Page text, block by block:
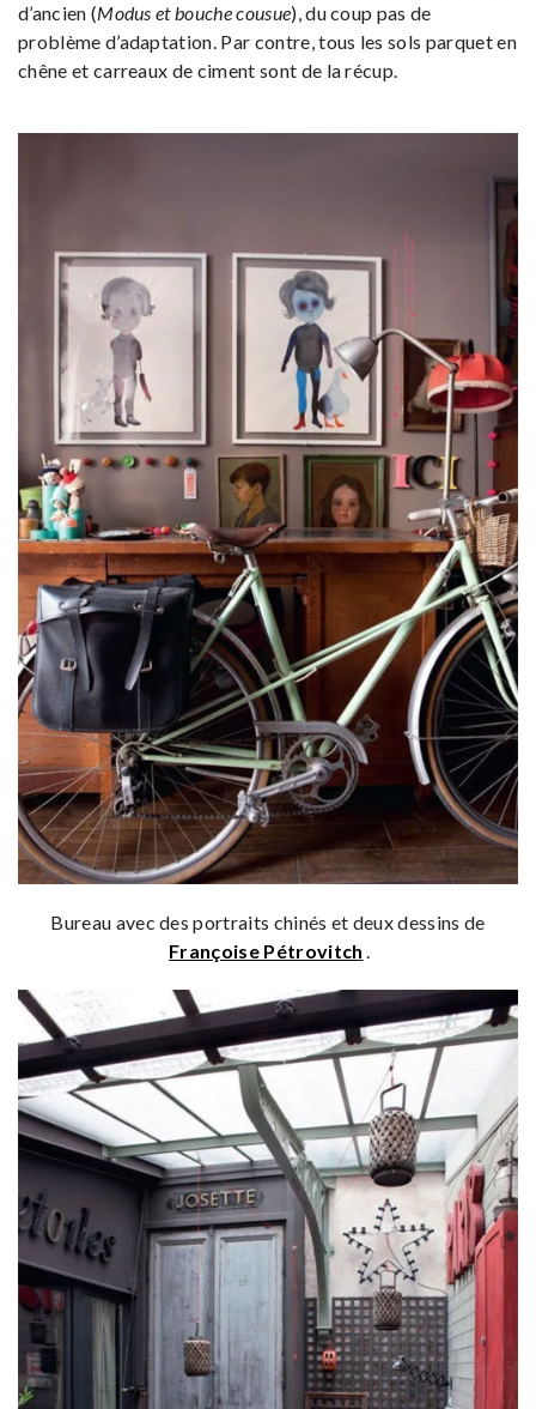
d’ancien (Modus et bouche cousue), du coup pas de
problème d’adaptation. Par contre, tous les sols parquet en
chêne et carreaux de ciment sont de la récup.
Bureau avec des portraits chinés et deux dessins de
Françoise Pétrovitch